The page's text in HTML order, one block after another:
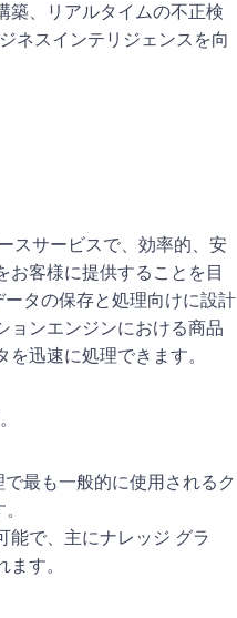
築、リアルタイムの不正検
ネスインテリジェンスを向
スサービスで、効率的、安
お客様に提供することを目
タの保存と処理向けに設計
ョンエンジンにおける商品
迅速に処理できます。
最も一般的に使用されるク
能で、主にナレッジ グラ
す。